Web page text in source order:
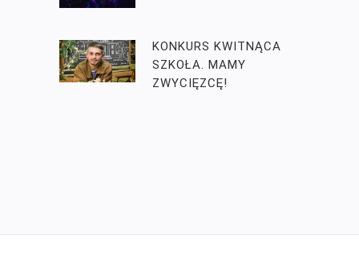
KONKURS KWITNĄCA
SZKOŁA. MAMY
ZWYCIĘZCĘ!